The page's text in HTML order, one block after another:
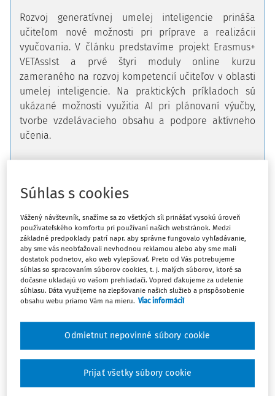
Rozvoj generatívnej umelej inteligencie prináša
učiteľom nové možnosti pri príprave a realizácii
vyučovania. V článku predstavíme projekt Erasmus+
VETAssIst a prvé štyri moduly online kurzu
zameraného na rozvoj kompetencií učiteľov v oblasti
umelej inteligencie. Na praktických príkladoch sú
ukázané možnosti využitia AI pri plánovaní výučby,
tvorbe vzdelávacieho obsahu a podpore aktívneho
učenia.
6/2026
Súhlas s cookies
Vážený návštevník, snažíme sa zo všetkých síl prinášať vysokú úroveň
používateľského komfortu pri používaní našich webstránok. Medzi
základné predpoklady patrí napr. aby správne fungovalo vyhľadávanie,
aby sme vás neobťažovali nevhodnou reklamou alebo aby sme mali
dostatok podnetov, ako web vylepšovať. Preto od Vás potrebujeme
súhlas so spracovaním súborov cookies, t. j. malých súborov, ktoré sa
dočasne ukladajú vo vašom prehliadači. Vopred ďakujeme za udelenie
súhlasu. Dáta využijeme na zlepšovanie našich služieb a prispôsobenie
obsahu webu priamo Vám na mieru. Viac informácií
Odmietnut nepovinné súbory cookie
Prijať všetky súbory cookie